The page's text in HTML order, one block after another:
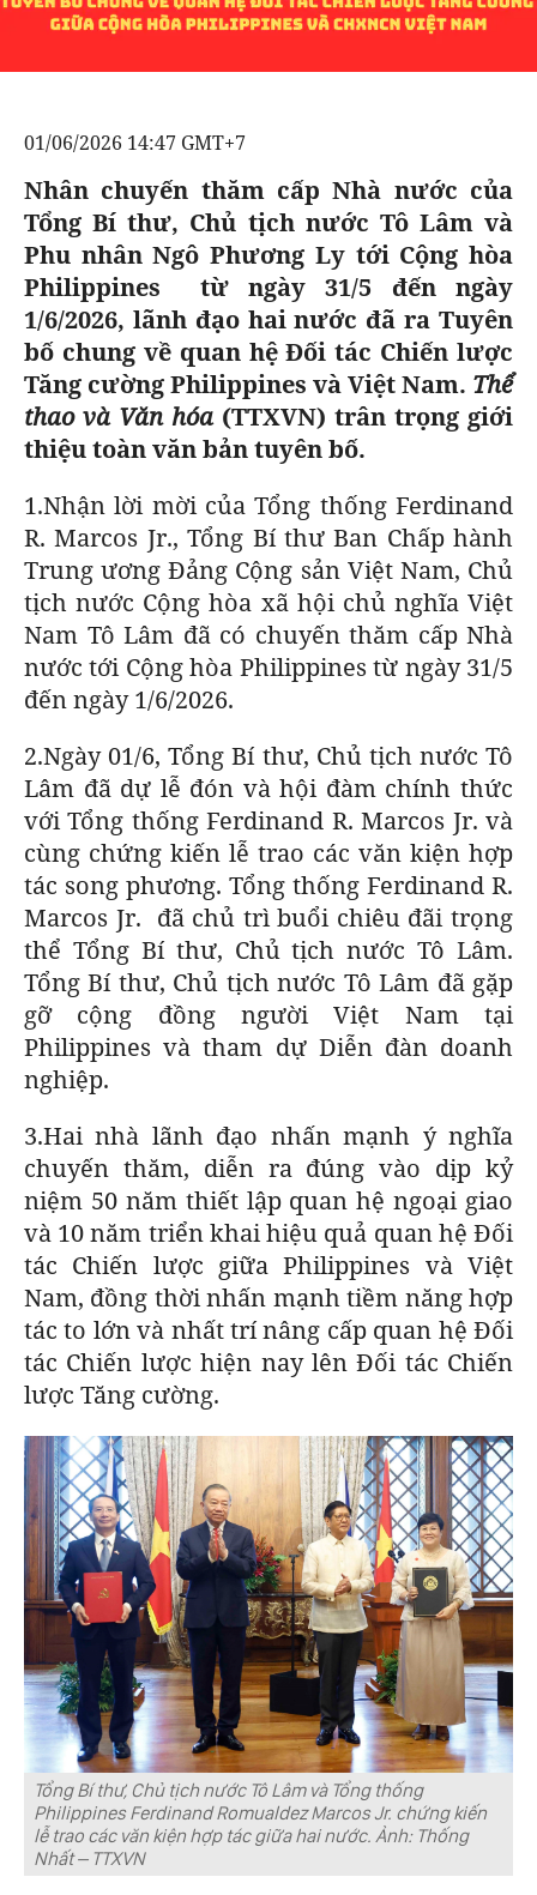
GOLF
CÁC CÚP CHÂU ÂU
KẾT QUẢ
GIẢI TRÍ
CÔNG NGHIỆP VĂN HÓA
X-QUANG TIN ĐỒN
VIẾT LẠI ƯỚC MƠ
ÂM NHẠC
KBIZ
TIN TỨC
ĐIỂM ĐẾN
ẢNH
ẨM THỰC
TƯ VẤN
THẾ GIỚI SAO
HIGHTECH
TIÊU ĐIỂM - SPOTLIGHT
BẠN CẦN BIẾT
INFOGRAPHIC
E-MAGAZINE
ẢNH
BÁO GIẤY
TRA CỨU PHƯỜNG XÃ
CỐNG HIẾN
BÙI XUÂN PHÁI
TIỆN ÍCH
LIÊN HỆ QUẢNG CÁO
Hotline: 0981.119.189
Điện thoại: 024.38254756
MẠNG XÃ HỘI
01/06/2026 14:47 GMT+7
Nhân chuyến thăm cấp Nhà nước của
Tổng Bí thư, Chủ tịch nước Tô Lâm và
Phu nhân Ngô Phương Ly tới Cộng hòa
Philippines từ ngày 31/5 đến ngày
1/6/2026, lãnh đạo hai nước đã ra Tuyên
bố chung về quan hệ Đối tác Chiến lược
Tăng cường Philippines và Việt Nam. Thể
thao và Văn hóa (TTXVN) trân trọng giới
thiệu toàn văn bản tuyên bố.
1.Nhận lời mời của Tổng thống Ferdinand
R. Marcos Jr., Tổng Bí thư Ban Chấp hành
Trung ương Đảng Cộng sản Việt Nam, Chủ
tịch nước Cộng hòa xã hội chủ nghĩa Việt
Nam Tô Lâm đã có chuyến thăm cấp Nhà
nước tới Cộng hòa Philippines từ ngày 31/5
đến ngày 1/6/2026.
2.Ngày 01/6, Tổng Bí thư, Chủ tịch nước Tô
Lâm đã dự lễ đón và hội đàm chính thức
với Tổng thống Ferdinand R. Marcos Jr. và
cùng chứng kiến lễ trao các văn kiện hợp
tác song phương. Tổng thống Ferdinand R.
Marcos Jr. đã chủ trì buổi chiêu đãi trọng
thể Tổng Bí thư, Chủ tịch nước Tô Lâm.
Tổng Bí thư, Chủ tịch nước Tô Lâm đã gặp
gỡ cộng đồng người Việt Nam tại
Philippines và tham dự Diễn đàn doanh
nghiệp.
3.Hai nhà lãnh đạo nhấn mạnh ý nghĩa
chuyến thăm, diễn ra đúng vào dịp kỷ
niệm 50 năm thiết lập quan hệ ngoại giao
và 10 năm triển khai hiệu quả quan hệ Đối
tác Chiến lược giữa Philippines và Việt
Nam, đồng thời nhấn mạnh tiềm năng hợp
tác to lớn và nhất trí nâng cấp quan hệ Đối
tác Chiến lược hiện nay lên Đối tác Chiến
lược Tăng cường.
Tổng Bí thư, Chủ tịch nước Tô Lâm và Tổng thống
Philippines Ferdinand Romualdez Marcos Jr. chứng kiến
lễ trao các văn kiện hợp tác giữa hai nước. Ảnh: Thống
Nhất – TTXVN